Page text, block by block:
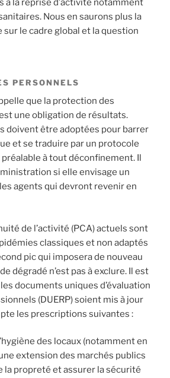
à la reprise d’activité notamment
Nous en saurons plus la
sur le cadre global et la question
PERSONNELS
que la protection des
une obligation de résultats.
doivent être adoptées pour barrer
et se traduire par un protocole
à tout déconfinement. Il
si elle envisage un
agents qui devront revenir en
de l’activité (PCA) actuels sont
classiques et non adaptés
pic qui imposera de nouveau
dégradé n’est pas à exclure. Il est
documents uniques d’évaluation
(DUERP) soient mis à jour
les prescriptions suivantes :
des locaux (notamment en
extension des marchés publics
la propreté et assurer la sécurité